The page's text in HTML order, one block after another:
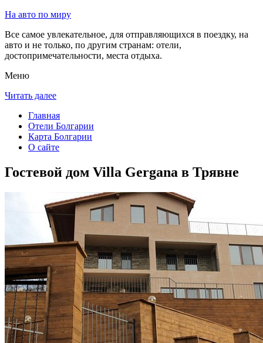
На авто по миру
Все самое увлекательное, для отправляющихся в поездку, на
авто и не только, по другим странам: отели,
достопримечательности, места отдыха.
Меню
Читать далее
Главная
Отели Болгарии
Карта Болгарии
О сайте
Гостевой дом Villa Gergana в Трявне